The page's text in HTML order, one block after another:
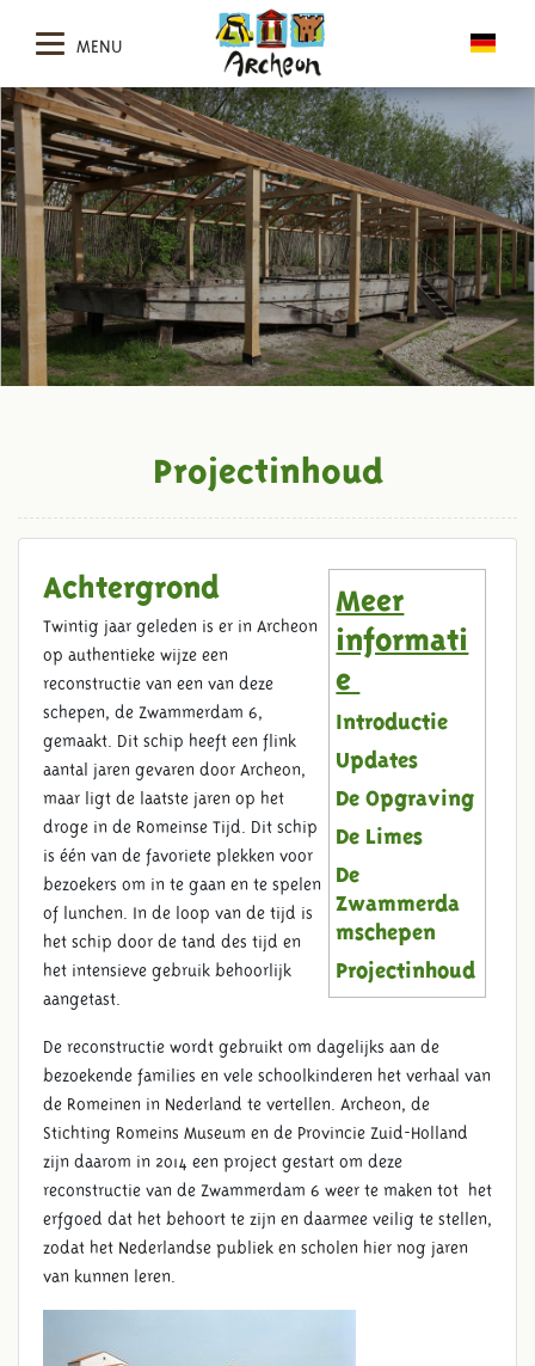
MENU
Projectinhoud
Meer
informati
e
Introductie
Updates
De Opgraving
De Limes
De
Zwammerda
mschepen
Projectinhoud
Achtergrond
Twintig jaar geleden is er in Archeon
op authentieke wijze een
reconstructie van een van deze
schepen, de Zwammerdam 6,
gemaakt. Dit schip heeft een flink
aantal jaren gevaren door Archeon,
maar ligt de laatste jaren op het
droge in de Romeinse Tijd. Dit schip
is één van de favoriete plekken voor
bezoekers om in te gaan en te spelen
of lunchen. In de loop van de tijd is
het schip door de tand des tijd en
het intensieve gebruik behoorlijk
aangetast.
De reconstructie wordt gebruikt om dagelijks aan de
bezoekende families en vele schoolkinderen het verhaal van
de Romeinen in Nederland te vertellen. Archeon, de
Stichting Romeins Museum en de Provincie Zuid-Holland
zijn daarom in 2014 een project gestart om deze
reconstructie van de Zwammerdam 6 weer te maken tot het
erfgoed dat het behoort te zijn en daarmee veilig te stellen,
zodat het Nederlandse publiek en scholen hier nog jaren
van kunnen leren.